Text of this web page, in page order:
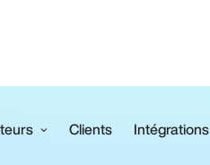
Clients Intégrations